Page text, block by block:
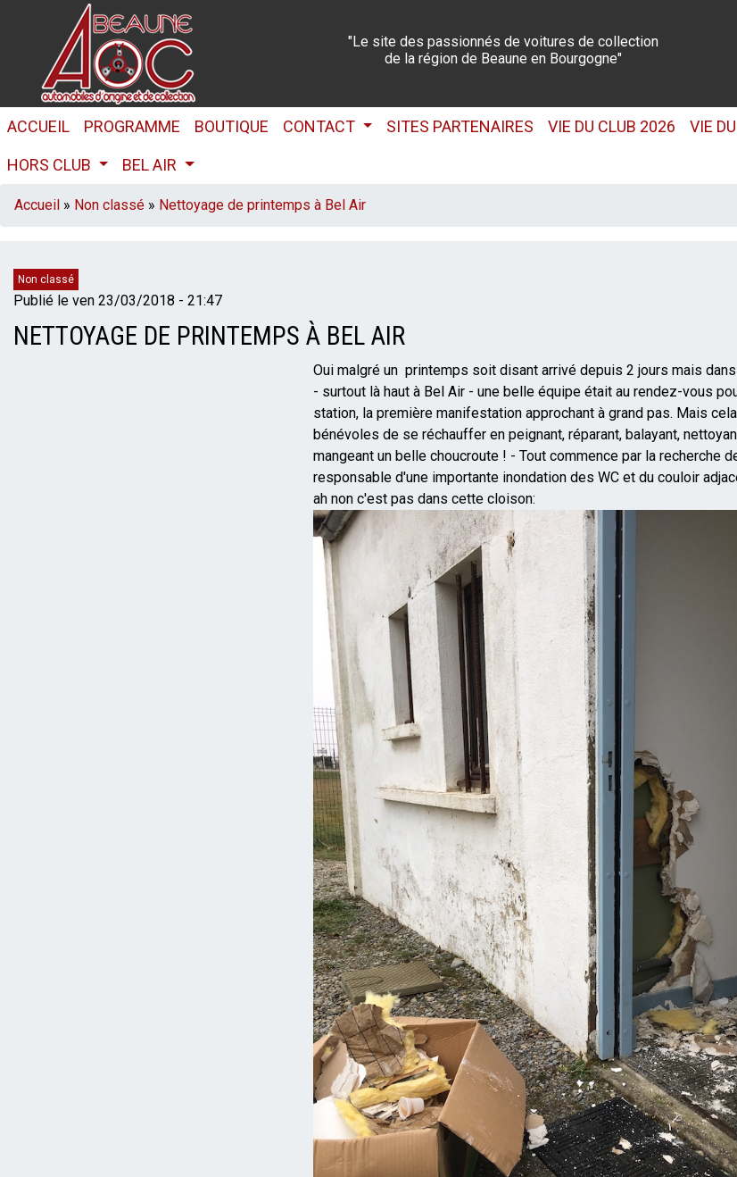
principal
"Le site des passionnés de voitures de collection
de la région de Beaune en Bourgogne"
NAVIGATION
PRINCIPALE
ACCUEIL PROGRAMME BOUTIQUE CONTACT SITES PARTENAIRES VIE DU CLUB 2026 VIE
HORS CLUB BEL AIR
FIL
Accueil Non classé Nettoyage de printemps à Bel Air
Catégories
Non classé
Publié le ven 23/03/2018 - 21:47
NETTOYAGE DE PRINTEMPS À BEL AIR
Oui malgré un printemps soit disant arrivé depuis 2 jours mais
- surtout là haut à Bel Air - une belle équipe était au rendez-vous
station, la première manifestation approchant à grand pas. Mais
bénévoles de se réchauffer en peignant, réparant, balayant,
mangeant un belle choucroute ! - Tout commence par la recherche
responsable d'une importante inondation des WC et du couloir
ah non c'est pas dans cette cloison: